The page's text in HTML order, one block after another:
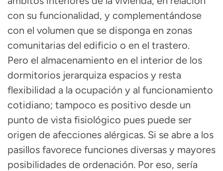
con su funcionalidad, y complementándose
con el volumen que se disponga en zonas
comunitarias del edificio o en el trastero.
Pero el almacenamiento en el interior de los
dormitorios jerarquiza espacios y resta
flexibilidad a la ocupación y al funcionamiento
cotidiano; tampoco es positivo desde un
punto de vista fisiológico pues puede ser
origen de afecciones alérgicas. Si se abre a los
pasillos favorece funciones diversas y mayores
posibilidades de ordenación. Por eso, sería